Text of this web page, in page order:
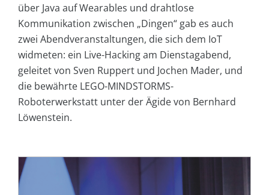
über Java auf Wearables und drahtlose
Kommunikation zwischen „Dingen“ gab es auch
zwei Abendveranstaltungen, die sich dem IoT
widmeten: ein Live-Hacking am Dienstagabend,
geleitet von Sven Ruppert und Jochen Mader, und
die bewährte LEGO-MINDSTORMS-
Roboterwerkstatt unter der Ägide von Bernhard
Löwenstein.